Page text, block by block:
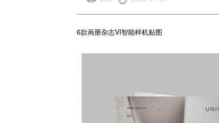
6款画册杂志VI智能样机贴图